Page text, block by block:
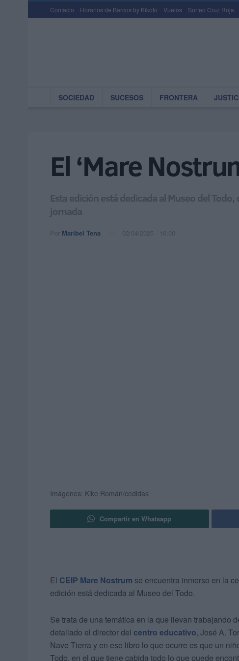
Contacto Horarios de Barcos by Kikoto Vuelos Sorteo Cruz Roja
SOCIEDAD SUCESOS FRONTERA
El ‘Mare
Esta edición está dedicada al Museo del
jornada
Por Maribel Tena 02/04/2025 - 16:00
Imágenes: Kike Román/cedidas
Compartir en Whatsapp
El CEIP Mare Nostrum se encuentra inmerso en la
edición está dedicada al Museo del Todo.
Se trata de una temática en la que llevan trabajando
detallado el director del centro educativo, José A.
Nave Tierra y en ese libro lo que ocurre es que un
Todo, en el que tiene cabida todo lo que puede